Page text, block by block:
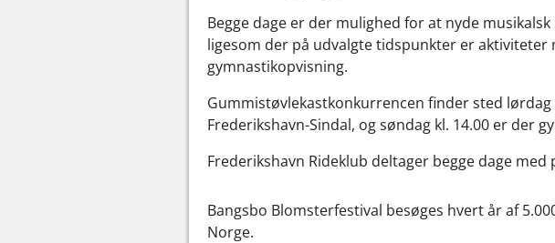
Begge dage er der mulighed for at nyde
ligesom der på udvalgte tidspunkter er
gymnastikopvisning.
Gummistøvlekastkonkurrencen finder sted lørdag
Frederikshavn-Sindal, og søndag kl. 14.00 er der
Frederikshavn Rideklub deltager begge dage
Bangsbo Blomsterfestival besøges hvert år af
Norge.